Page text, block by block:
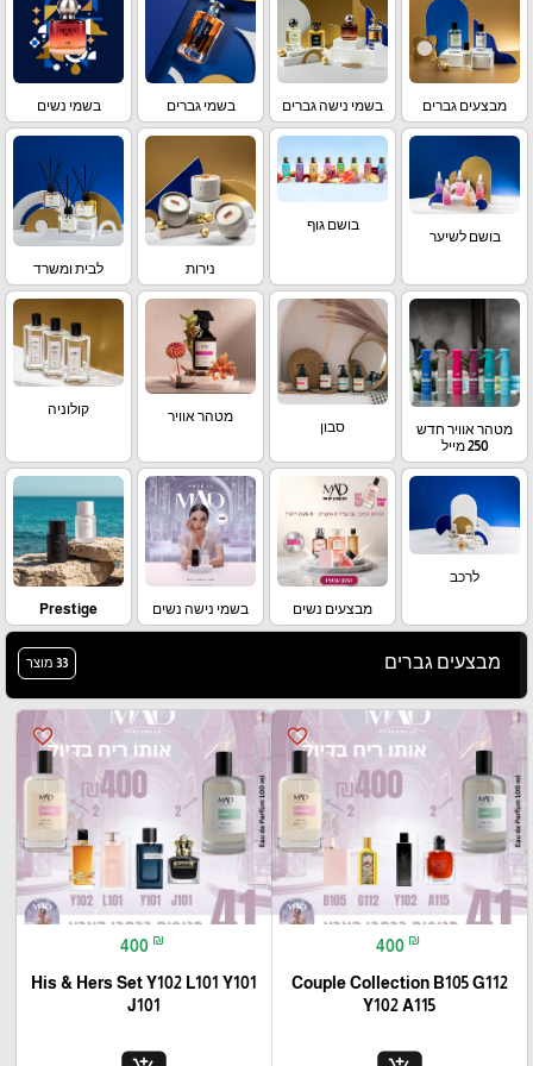
מבצעים גברים בשמי נישה גברים בשמי גברים בשמי נשים
בושם לשיער
בושם גוף
נירות לבית ומשרד
מטהר אוויר חדש
250 מייל
סבון
מטהר אוויר קולוניה
לרכב
מבצעים נשים
בשמי נישה נשים Prestige
מבצעים גברים 33 מוצר
favorite_border
400 ₪
Couple Collection B105 G112
Y102 A115
favorite_border
400 ₪
His & Hers Set Y102 L101 Y101
J101